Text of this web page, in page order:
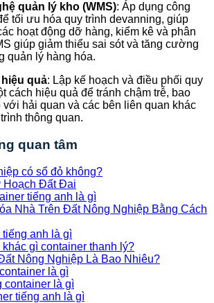
quản lý kho (WMS): Áp dụng công
tối ưu hóa quy trình devanning, giúp
hoạt động dỡ hàng, kiểm kê và phân
giúp giảm thiểu sai sót và tăng cường
quản lý hàng hóa.
quả: Lập kế hoạch và điều phối quy
cách hiệu quả để tránh chậm trễ, bao
hải quan và các bên liên quan khác
thông quan.
quan tâm
có sổ đỏ không?
Hoạch Đất Đai
tiếng anh là gì
Nhà Trên Đất Nông Nghiệp Bằng Cách
tiếng anh là gì
gì container thanh lý?
Nông Nghiệp Là Bao Nhiêu?
là gì
container là gì
tiếng anh là gì